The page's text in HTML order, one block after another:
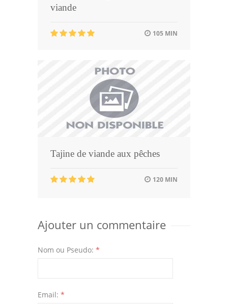
viande
105 MIN
Tajine de viande aux pêches
120 MIN
Ajouter un commentaire
Nom ou Pseudo: *
Email: *